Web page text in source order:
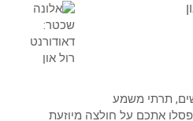
תרתי משמע